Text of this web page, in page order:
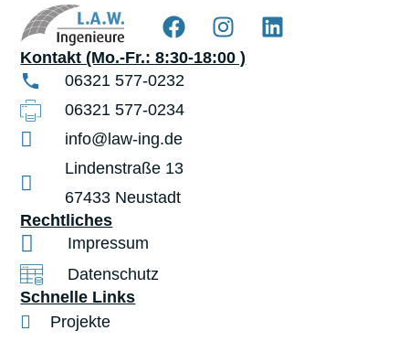
Kontakt (Mo.-Fr.: 8:30-18:00 )
06321 577-0232
06321 577-0234
info@law-ing.de
Lindenstraße 13
67433 Neustadt
Schnelle Links
Projekte
Rechtliches
Impressum
Datenschutz